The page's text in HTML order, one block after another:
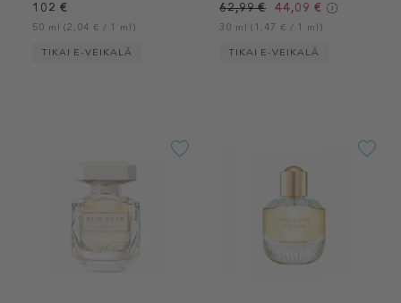
102 €
50 ml (2,04 € / 1 ml)
TIKAI E-VEIKALĀ
62,99 €
44,09 €
30 ml (1,47 € / 1 ml)
TIKAI E-VEIKALĀ